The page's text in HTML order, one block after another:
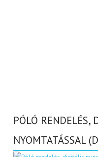
PÓLÓ RENDELÉS,
NYOMTATÁSSAL